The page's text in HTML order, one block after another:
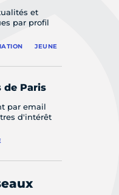
et
par profil
JEUNE
de Paris
par email
d'intérêt